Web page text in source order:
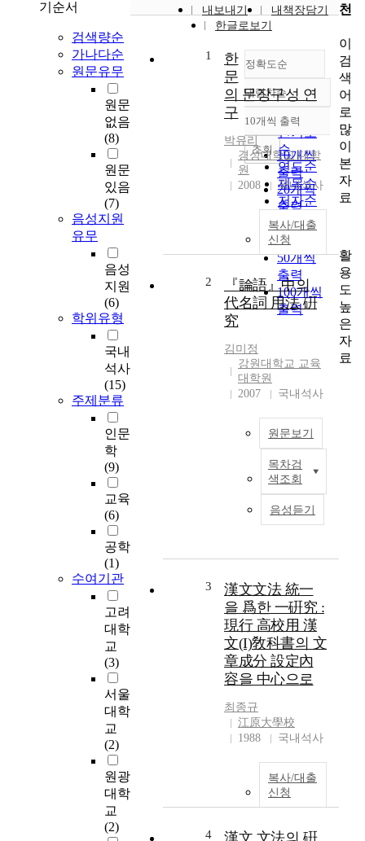
기순서
검색량순
가나다순
원문유무
원문
없음
(8)
원문
있음
(7)
음성지원
유무
음성
지원
(6)
학위유형
국내
석사
(15)
주제분류
인문
학
(9)
교육
(6)
공학
(1)
수여기관
고려
대학
교
(3)
서울
대학
교
(2)
원광
대학
교
(2)
내보내기
내책장담기
한글로보기
정확도순
정확도
순
인기도
순
연도순
제목순
저자순
발행기
관순
내림차순
내림차순
10개씩 출력
10개씩
출력
20개씩
출력
30개씩
출력
50개씩
출력
100개씩
출력
조회
1
한
문
의 문장구성 연
구
박유리
경성대학교 대학
원
2008
국내석사
복사/대출
신청
2
『論語』中의
代名詞 用法 硏
究
김미정
강원대학교 교육
대학원
2007
국내석사
원문보기
목차검
색조회
음성듣기
y
3
漢文文法 統一
을 爲한 一硏究 :
現行 高校用 漢
文(I)敎科書의 文
章成分 設定內
容을 中心으로
최종규
江原大學校
1988
국내석사
복사/대출
신청
4
천
이
검
색
어
로
많
이
본
자
료
활
용
도
높
은
자
료